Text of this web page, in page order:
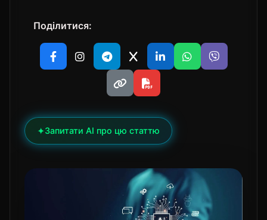
Поділитися:
✦Запитати AI про цю статтю